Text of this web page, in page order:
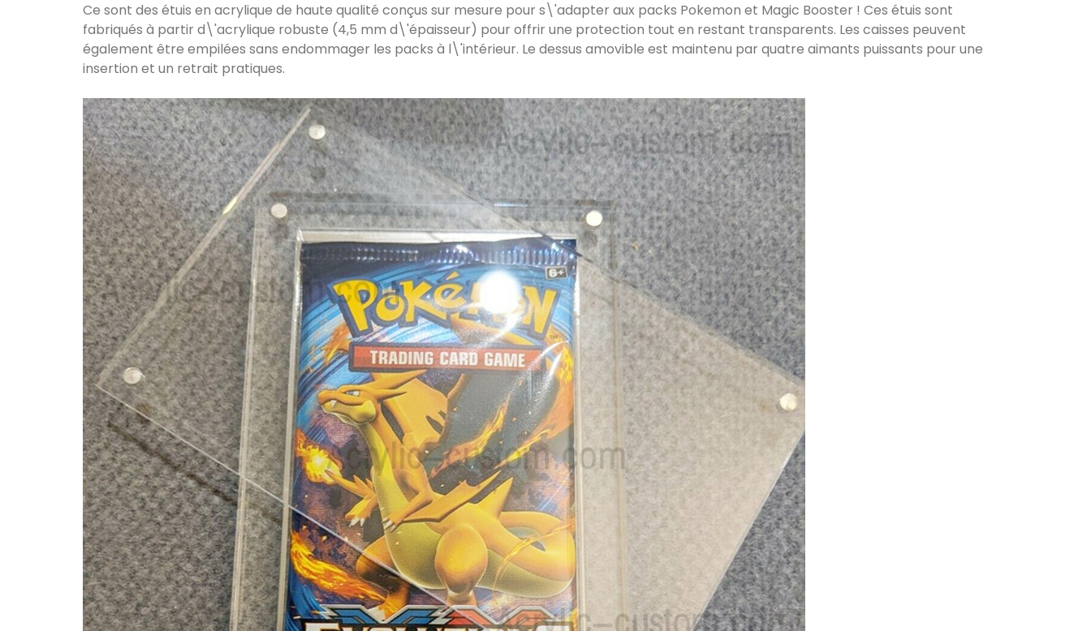
Ce sont des étuis en acrylique de haute qualité conçus sur mesure pour s\'adapter aux packs Pokemon et Magic Booster ! Ces étuis sont
fabriqués à partir d\'acrylique robuste (4,5 mm d\'épaisseur) pour offrir une protection tout en restant transparents. Les caisses peuvent
également être empilées sans endommager les packs à l\'intérieur. Le dessus amovible est maintenu par quatre aimants puissants pour une
insertion et un retrait pratiques.